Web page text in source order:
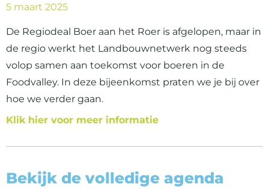
5 maart 2025
De Regiodeal Boer aan het Roer is afgelopen, maar in
de regio werkt het Landbouwnetwerk nog steeds
volop samen aan toekomst voor boeren in de
Foodvalley. In deze bijeenkomst praten we je bij over
hoe we verder gaan.
Klik hier voor meer informatie
Bekijk de volledige agenda